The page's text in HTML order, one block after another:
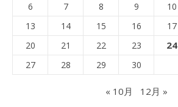
6
7 8 9 10
13
14 15 16 17
20
21 22 23 24
27
28 29 30
« 10月 12月 »